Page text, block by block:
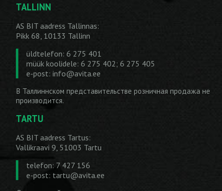
TALLINN
AS BIT aadress Tallinnas:
Pikk 68, 10133 Tallinn
üldtelefon: 6 275 401
müük koolidele: 6 275 402; 6 275 405
e-post: info@avita.ee
В Таллиннском представительстве розничная продажа не
производится.
TARTU
AS BIT aadress Tartus:
Vallikraavi 9, 51003 Tartu
telefon: 7 427 156
e-post: tartu@avita.ee